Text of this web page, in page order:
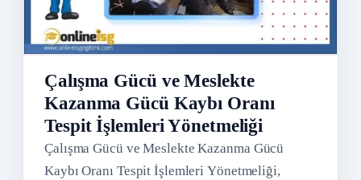
Çalışma Gücü ve Meslekte
Kazanma Gücü Kaybı Oranı
Tespit İşlemleri Yönetmeliği
Çalışma Gücü ve Meslekte Kazanma Gücü
Kaybı Oranı Tespit İşlemleri Yönetmeliği,